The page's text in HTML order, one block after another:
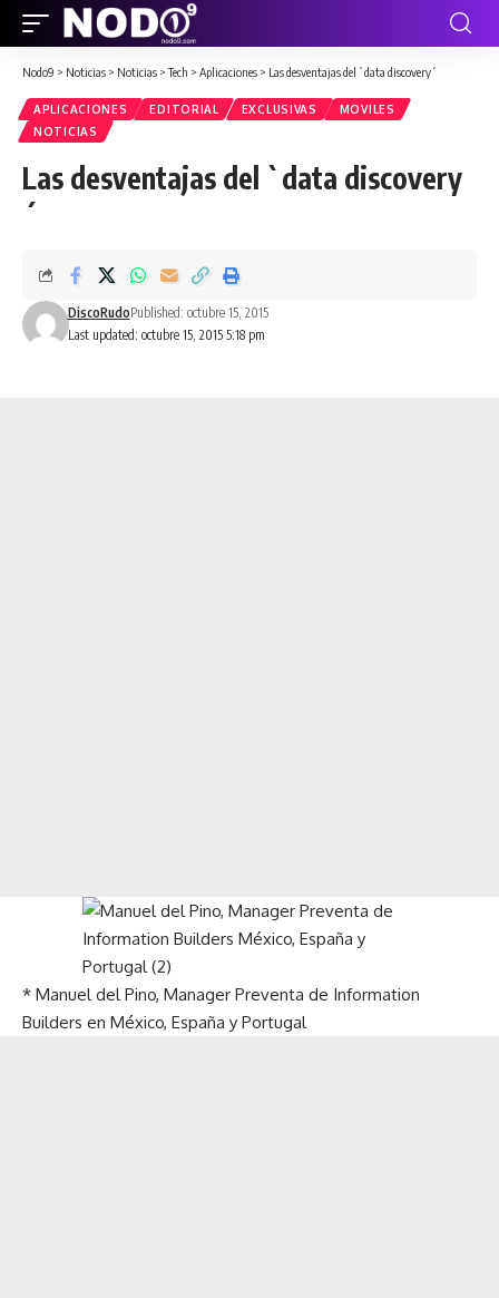
Nodo9 > Noticias > Noticias >Tech > Aplicaciones > Las desventajas del `data discovery´
APLICACIONES EDITORIAL EXCLUSIVAS
MOVILES
NOTICIAS
Las desventajas del `data discovery
´
Last updated: octubre 15, 2015 5:18 pm
DiscoRudoPublished: octubre 15, 2015
* Manuel del Pino, Manager Preventa de Information
Builders en México, España y Portugal